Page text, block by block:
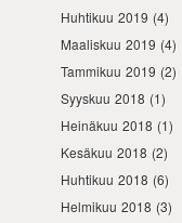
Huhtikuu 2019 (4)
Maaliskuu 2019 (4)
Tammikuu 2019 (2)
Syyskuu 2018 (1)
Heinäkuu 2018 (1)
Kesäkuu 2018 (2)
Huhtikuu 2018 (6)
Helmikuu 2018 (3)